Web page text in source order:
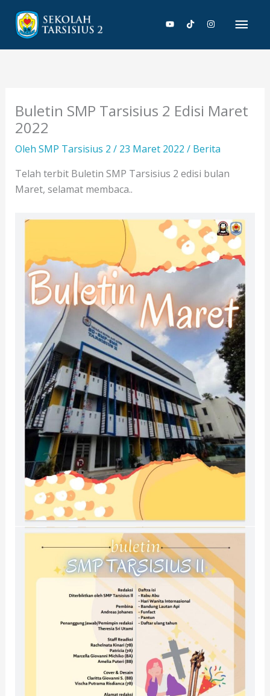
konten
Buletin SMP Tarsisius 2 Edisi Maret
2022
Oleh SMP Tarsisius 2 / 23 Maret 2022 / Berita
Telah terbit Buletin SMP Tarsisius 2 edisi bulan
Maret, selamat membaca..